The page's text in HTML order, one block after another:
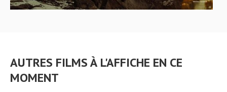
AUTRES FILMS À L'AFFICHE EN CE
MOMENT